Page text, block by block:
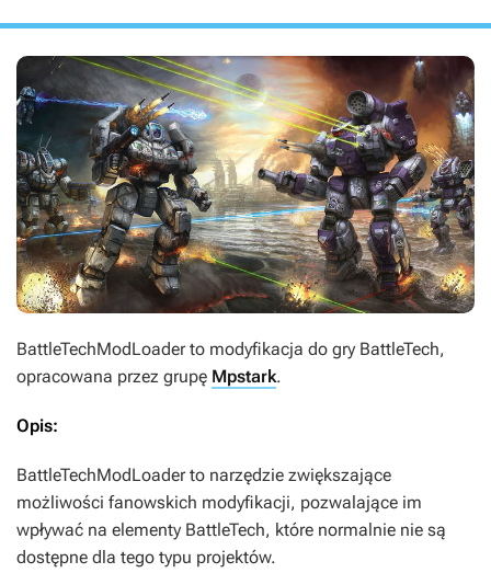
BattleTechModLoaderto modyfikacja do gry BattleTech,
opracowana przez grupę Mpstark.
Opis:
BattleTechModLoaderto narzędzie zwiększające
możliwości fanowskich modyfikacji, pozwalające im
wpływać na elementy BattleTech, które normalnie nie są
dostępne dla tego typu projektów.